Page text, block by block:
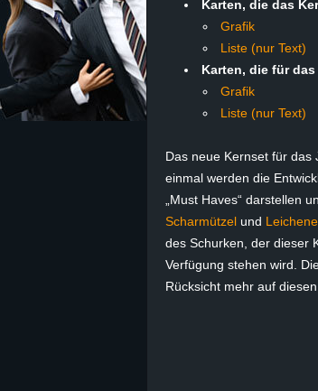
h
n
e
Karten, die das
Grafik
Liste (nur Text)
Karten, die für
Grafik
Liste (nur Text)
Das neue Kernset für das
einmal werden die
„Must Haves“ darstellen
Scharmützelund
des Schurken, der dieser
Verfügung stehen wird.
Rücksicht mehr auf